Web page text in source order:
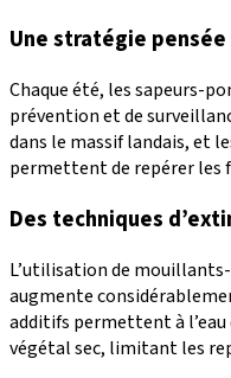
Une stratégie
Chaque été, les sapeurs-
prévention et de
dans le massif landais, et
permettent de repérer les
Des techniques
L’utilisation de
augmente
additifs permettent à
végétal sec, limitant les